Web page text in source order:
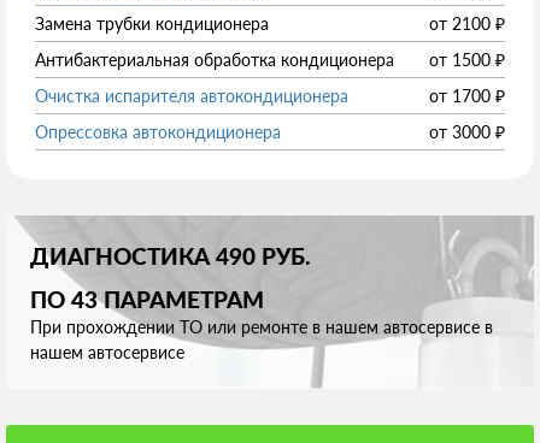
Замена трубки кондиционера
от 2100 ₽
Антибактериальная обработка кондиционера
от 1500 ₽
Очистка испарителя автокондиционера
от 1700 ₽
Опрессовка автокондиционера
от 3000 ₽
ДИАГНОСТИКА 490 РУБ.
ПО 43 ПАРАМЕТРАМ
При прохождении ТО или ремонте в нашем автосервисе в
нашем автосервисе